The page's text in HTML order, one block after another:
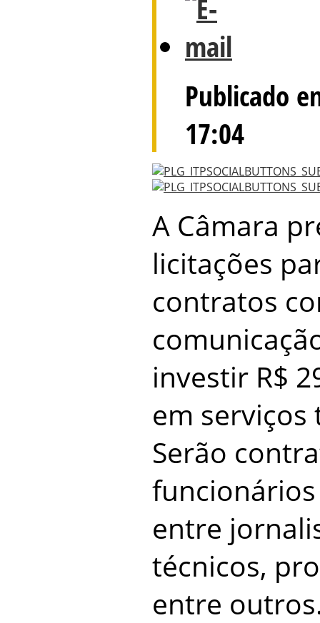
Publicado
17:04
A Câmara
licitações
contratos
investir R$
em serviços
Serão
entre
técnicos,
entre